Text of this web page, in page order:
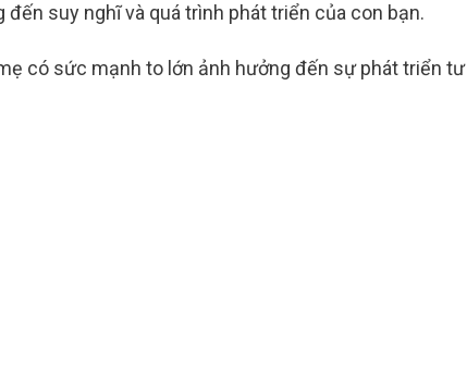
suy nghĩ và quá trình phát triển của con bạn.
có sức mạnh to lớn ảnh hưởng đến sự phát triển tư